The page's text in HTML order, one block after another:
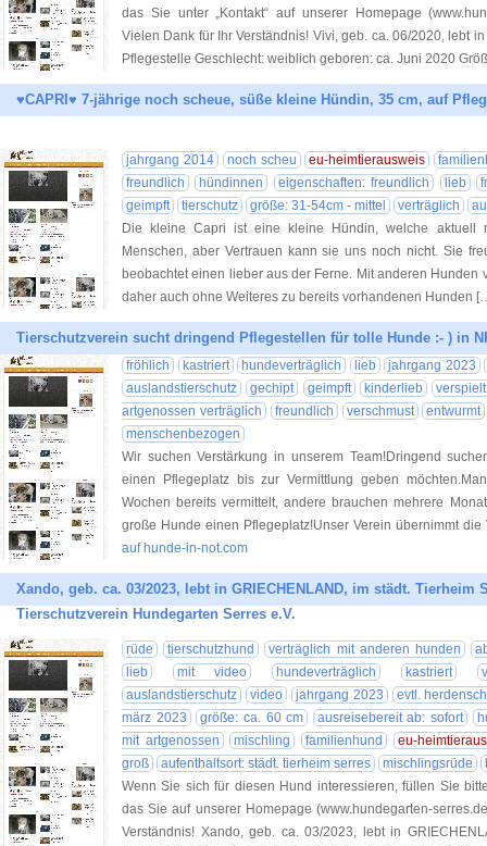
das Sie unter „Kontakt“ auf unserer Homepage
Vielen Dank für Ihr Verständnis! Vivi, geb. ca. 06/2020, lebt
Pflegestelle Geschlecht: weiblich geboren: ca. Juni 2020
♥CAPRI♥ 7-jährige noch scheue, süße kleine Hündin, 35 cm, auf
jahrgang 2014 noch scheu eu-heimtierausweis
freundlich
hündinnen eigenschaften: freundlich lieb
geimpft
tierschutz größe: 31-54cm - mittel verträglich
Die kleine Capri ist eine kleine Hündin, welche aktuell
Menschen, aber Vertrauen kann sie uns noch nicht. Sie
beobachtet einen lieber aus der Ferne. Mit anderen Hunden
daher auch ohne Weiteres zu bereits vorhandenen Hunden
Tierschutzverein sucht dringend Pflegestellen für tolle Hunde :- ) in
fröhlich kastriert hundeverträglich lieb
jahrgang 2023
auslandstierschutz
gechipt geimpft kinderlieb
verspielt
artgenossen verträglich
freundlich verschmust
entwurmt
menschenbezogen
Wir suchen Verstärkung in unserem Team!Dringend
einen Pflegeplatz bis zur Vermittlung geben
Wochen bereits vermittelt, andere brauchen mehrere
große Hunde einen Pflegeplatz!Unser Verein übernimmt
auf hunde-in-not.com
Xando, geb. ca. 03/2023, lebt in GRIECHENLAND, im städt. Tierheim
Tierschutzverein Hundegarten Serres e.V.
rüde tierschutzhund verträglich mit anderen hunden
lieb
mit video hundeverträglich kastriert
auslandstierschutz
video jahrgang 2023
evtl.
märz 2023
größe: ca. 60 cm ausreisebereit ab: sofort
mit artgenossen
mischling familienhund
eu-
groß
aufenthaltsort: städt. tierheim serres mischlingsrüde
Wenn Sie sich für diesen Hund interessieren, füllen Sie
das Sie auf unserer Homepage (www.hundegarten-
Verständnis! Xando, geb. ca. 03/2023, lebt in